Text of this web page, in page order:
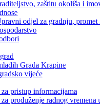
zaštitu okoliša i
odjel za gradnju,
Grada Krapine
vijeće
pristup informacijama
produženje radnog vremena